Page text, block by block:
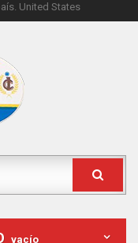
United States
vacío